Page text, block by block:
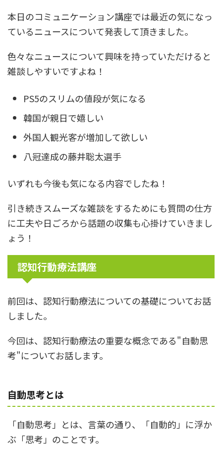
本日のコミュニケーション講座では最近の気になっ
ているニュースについて発表して頂きました。
色々なニュースについて興味を持っていただけると
雑談しやすいですよね！
PS5のスリムの値段が気になる
韓国が親日で嬉しい
外国人観光客が増加して欲しい
八冠達成の藤井聡太選手
いずれも今後も気になる内容でしたね！
引き続きスムーズな雑談をするためにも質問の仕方
に工夫や日ごろから話題の収集も心掛けていきまし
ょう！
認知行動療法講座
前回は、認知行動療法についての基礎についてお話
しました。
今回は、認知行動療法の重要な概念である"自動思
考"についてお話します。
自動思考とは
「自動思考」とは、言葉の通り、「自動的」に浮か
ぶ「思考」のことです。